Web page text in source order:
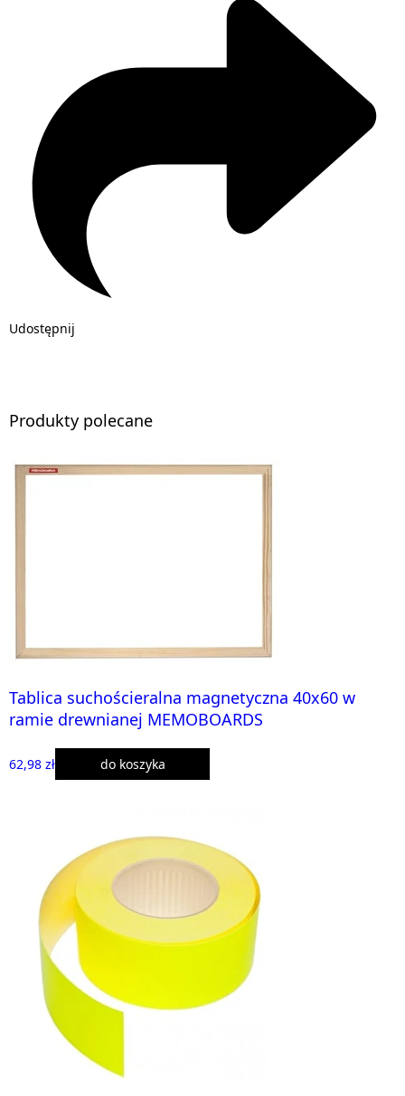
Udostępnij
Produkty polecane
Tablica suchościeralna magnetyczna 40x60 w
ramie drewnianej MEMOBOARDS
62,98 zł do koszyka